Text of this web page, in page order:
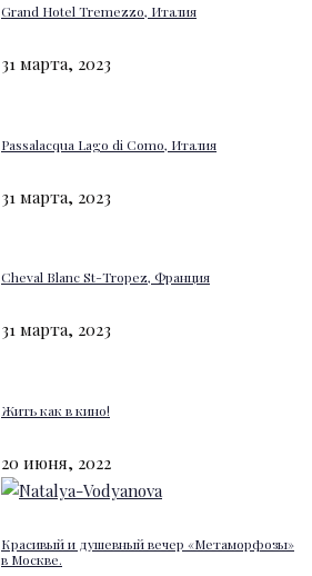
Grand Hotel Tremezzo, Италия
31 марта, 2023
Passalacqua Lago di Como, Италия
31 марта, 2023
Cheval Blanc St-Tropez, Франция
31 марта, 2023
Жить как в кино!
20 июня, 2022
Красивый и душевный вечер «Метаморфозы»
в Москве.